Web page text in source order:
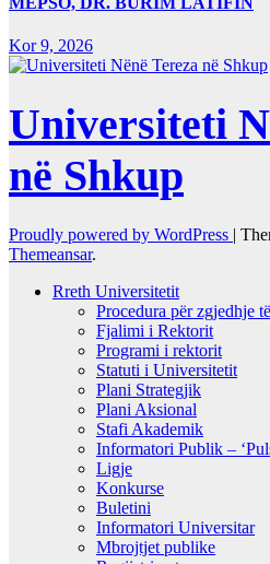
Kor 9, 2026
Universiteti
në Shkup
Proudly powered by WordPress |
Themeansar.
Rreth Universitetit
Procedura për zgjedhje
Fjalimi i Rektorit
Programi i rektorit
Statuti i Universitetit
Plani Strategjik
Plani Aksional
Stafi Akademik
Informatori Publik –
Ligje
Konkurse
Buletini
Informatori Universitar
Mbrojtjet publike